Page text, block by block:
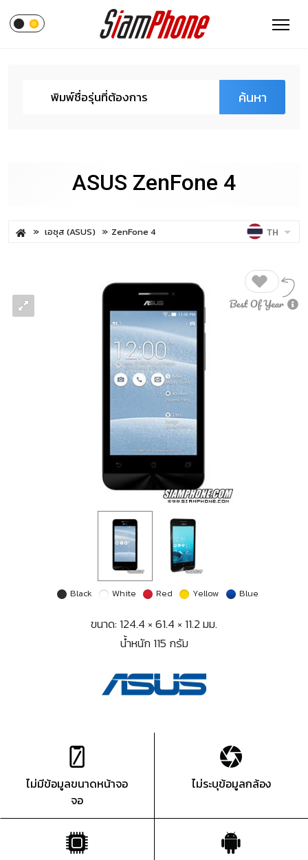
ค้นหา
ASUS ZenFone 4
เอซุส (ASUS) ZenFone 4 TH
Black White Red Yellow Blue
ขนาด: 124.4 × 61.4 × 11.2 มม.
น้ำหนัก 115 กรัม
ไม่มีข้อมูลขนาดหน้าจอ
จอ
ไม่ระบุข้อมูลกล้อง